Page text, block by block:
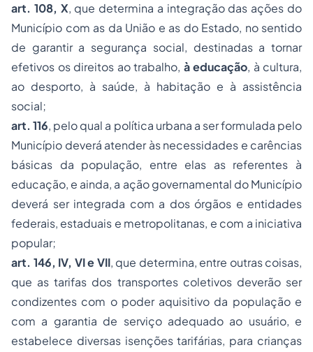
art. 108, X, que determina a integração das ações do
Município com as da União e as do Estado, no sentido
de garantir a segurança social, destinadas a tornar
efetivos os direitos ao trabalho, à educação, à cultura,
ao desporto, à saúde, à habitação e à assistência
social;
art. 116, pelo qual a política urbana a ser formulada pelo
Município deverá atender às necessidades e carências
básicas da população, entre elas as referentes à
educação, e ainda, a ação governamental do Município
deverá ser integrada com a dos órgãos e entidades
federais, estaduais e metropolitanas, e com a iniciativa
popular;
art. 146, IV, VI e VII, que determina, entre outras coisas,
que as tarifas dos transportes coletivos deverão ser
condizentes com o poder aquisitivo da população e
com a garantia de serviço adequado ao usuário, e
estabelece diversas isenções tarifárias, para crianças